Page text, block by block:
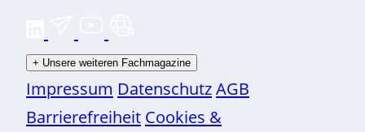
+ Unsere weiteren Fachmagazine
Impressum DatenschutzAGB
Barrierefreiheit Cookies &